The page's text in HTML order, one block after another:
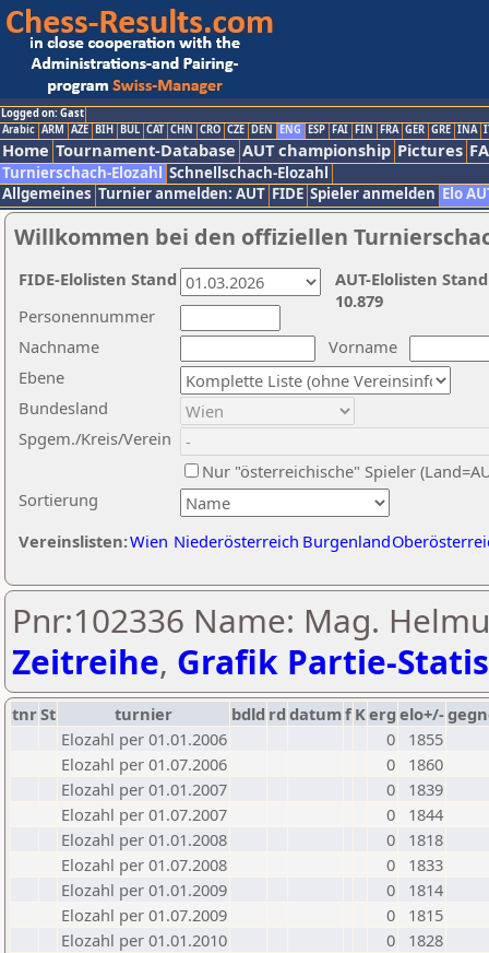
Logged on: Gast
Arabic ARM AZE BIH BUL CAT CHN CRO CZE DEN ENG ESP FAI FIN FRA GER GRE INA
Home Tournament-Database AUT championship Pictures
Turnierschach-Elozahl Schnellschach-Elozahl
Allgemeines Turnier anmelden: AUT FIDE Spieler anmelden Elo
Willkommen bei den offiziellen
Nachname
Vorname
Ebene
Sortierung
Personennummer
Bundesland
Spgem./Kreis/Verein
Nur "österreichische" Spieler
Vereinslisten:Wien Niederösterreich Burgenland
AUT-Elolisten
10.879
FIDE-Elolisten Stand
Pnr:102336 Name: Mag.
Zeitreihe, Grafik Partie-
tnrSt turnier bdld rd datumf Kerg elo+/-
Elozahl per 01.01.2006
0
1855
Elozahl per 01.07.2006
0
1860
Elozahl per 01.01.2007
0
1839
Elozahl per 01.07.2007
0
1844
Elozahl per 01.01.2008
0
1818
Elozahl per 01.07.2008
0
1833
Elozahl per 01.01.2009
0
1814
Elozahl per 01.07.2009
0
1815
Elozahl per 01.01.2010
0
1828